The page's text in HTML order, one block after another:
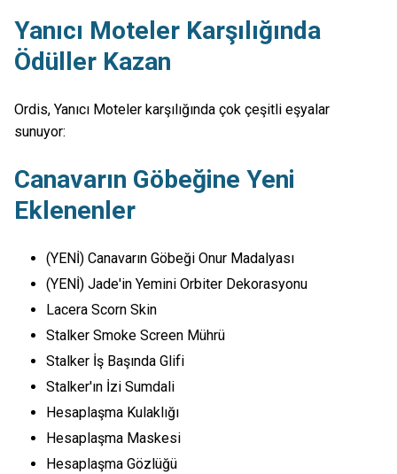
Yanıcı Moteler Karşılığında
Ödüller Kazan
Ordis, Yanıcı Moteler karşılığında çok çeşitli eşyalar
sunuyor:
Canavarın Göbeğine Yeni
Eklenenler
(YENİ) Canavarın Göbeği Onur Madalyası
(YENİ) Jade'in Yemini Orbiter Dekorasyonu
Lacera Scorn Skin
Stalker Smoke Screen Mührü
Stalker İş Başında Glifi
Stalker'ın İzi Sumdali
Hesaplaşma Kulaklığı
Hesaplaşma Maskesi
Hesaplaşma Gözlüğü